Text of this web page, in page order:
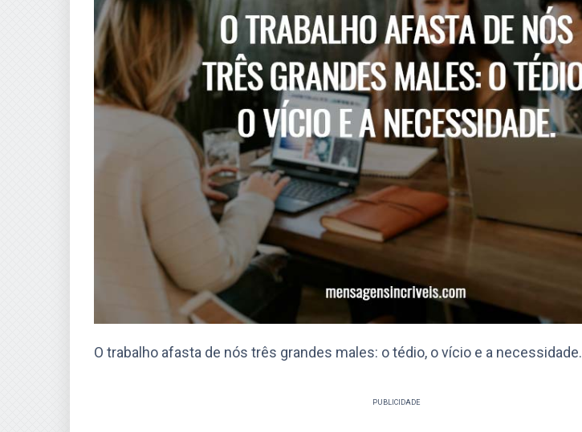
O trabalho afasta de nós três grandes males: o tédio, o vício e a necessidade.
PUBLICIDADE